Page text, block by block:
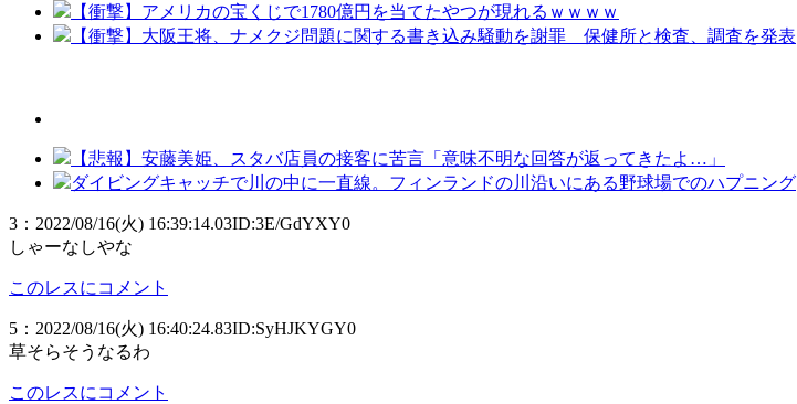
【衝撃】アメリカの宝くじで1780億円を当てたやつが現れるｗｗｗｗ
【衝撃】大阪王将、ナメクジ問題に関する書き込み騒動を謝罪 保健所と検査、調査を発表
【悲報】安藤美姫、スタバ店員の接客に苦言「意味不明な回答が返ってきたよ…」
ダイビングキャッチで川の中に一直線。フィンランドの川沿いにある野球場でのハプニング
3 ： 2022/08/16(火) 16:39:14.03ID:3E/GdYXY0
しゃーなしやな
このレスにコメント
5 ： 2022/08/16(火) 16:40:24.83ID:SyHJKYGY0
草そらそうなるわ
このレスにコメント